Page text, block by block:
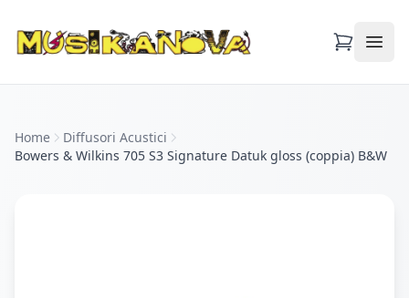
Apri
Home
Diffusori Acustici
Bowers & Wilkins 705 S3 Signature Datuk gloss (coppia) B&W